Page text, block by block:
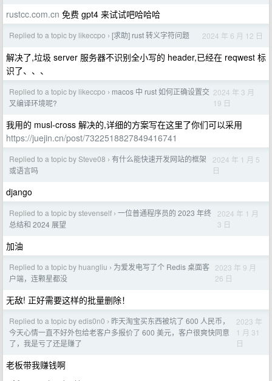
rustcc.com.cn 免费 gpt4 来试试吧哈哈哈
Replied to a topic by likeccpo › [求助] rust 转义字符问题 2024 年 6 月 12 日
解决了,垃圾 server 服务器不识别全小写的 header,已经在 reqwest 标
识了、、、
Replied to a topic by likeccpo › macos 中 rust 如何正确设置交
叉编译环境呢?
2024 年 3 月
19 日
我用的 musl-cross 解决的,详细的方案写在这里了你们可以采用
https://juejin.cn/post/7322518827849416741
Replied to a topic by Steve08 › 有什么能快速开发网站的框架
或语言吗
2024 年 1 月 5
日
django
Replied to a topic by stevenself › 一位普通程序员的 2023 年终
总结和 2024 展望
2024 年 1 月
3 日
加油
Replied to a topic by huangliu › 为爱发电写了个 Redis 桌面客
户端，连颗星都没
2023 年 9 月
26 日
无敌! 正好需要这样的批量删除！
Replied to a topic by edis0n0 › 昨天淘宝买东西被坑了 600 人民币，
今天心情一直不好外包给老客户多报价了 600 美元，客户很爽快同意
了，我是亏了还是赚了
2023 年
1 月 31
日
老板带我赚钱啊